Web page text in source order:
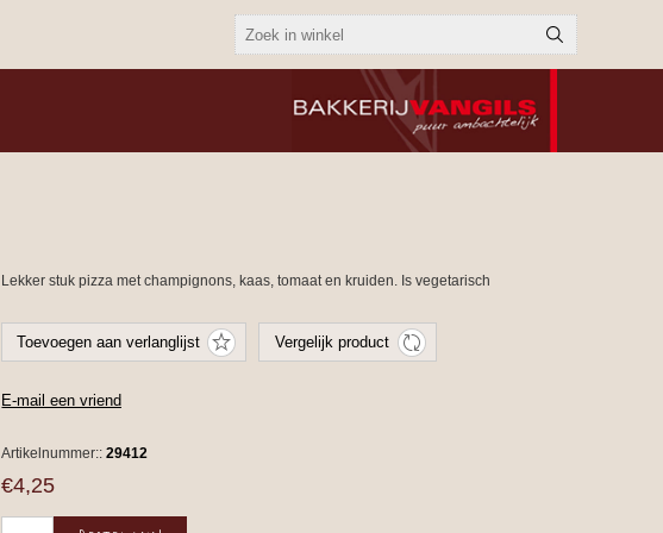
Lekker stuk pizza met champignons, kaas, tomaat en kruiden. Is vegetarisch
Artikelnummer:: 29412
€4,25